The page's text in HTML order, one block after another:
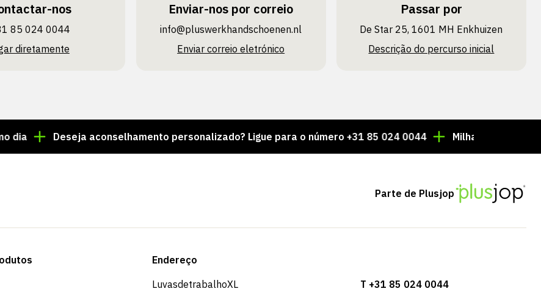
nos
85 024 0044
diretamente
Enviar-nos por correio
info@pluswerk­handschoenen.nl
Enviar correio eletrónico
Passar por
De Star 25, 1601 MH Enkhuizen
Descrição do percurso inicial
Deseja aconselhamento personalizado? Ligue para o número +31 85 024 0044 Milhares de artigos
Parte de Plusjop
Endereço
LuvasdetrabalhoXL
T +31 85 024 0044